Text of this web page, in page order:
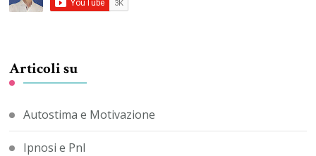
Articoli su
Autostima e Motivazione
Ipnosi e Pnl